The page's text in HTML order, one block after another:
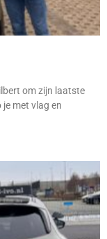
om zijn laatste
met vlag en